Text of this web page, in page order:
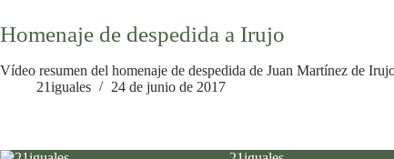
Homenaje de despedida a Irujo
Vídeo resumen del homenaje de despedida de Juan Martínez de
21iguales
24 de junio de 2017